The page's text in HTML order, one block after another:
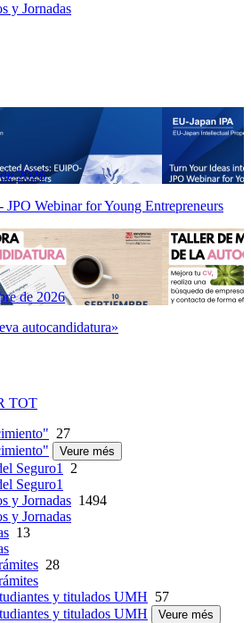
y Jornadas
2026
Webinar for Young Entrepreneurs
de 2026
autocandidatura»
TOT
27
Veure més
Seguro1
2
Seguro1
y Jornadas 1494
y Jornadas
13
28
y titulados UMH 57
y titulados UMH
Veure més